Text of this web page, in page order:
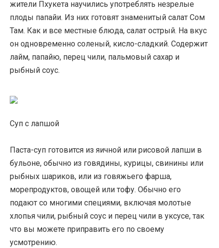
жители Пхукета научились употреблять незрелые
плоды папайи. Из них готовят знаменитый салат Сом
Там. Как и все местные блюда, салат острый. На вкус
он одновременно соленый, кисло-сладкий. Содержит
лайм, папайю, перец чили, пальмовый сахар и
рыбный соус.
Суп с лапшой
Паста-суп готовится из яичной или рисовой лапши в
бульоне, обычно из говядины, курицы, свинины или
рыбных шариков, или из говяжьего фарша,
морепродуктов, овощей или тофу. Обычно его
подают со многими специями, включая молотые
хлопья чили, рыбный соус и перец чили в уксусе, так
что вы можете приправить его по своему
усмотрению.